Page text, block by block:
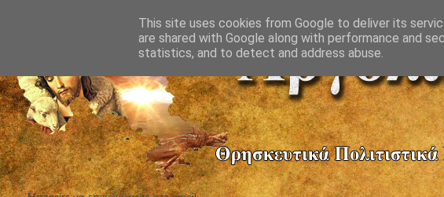
This site uses cookies from Google to deliver its
are shared with Google along with performance and
statistics, and to detect and address abuse.